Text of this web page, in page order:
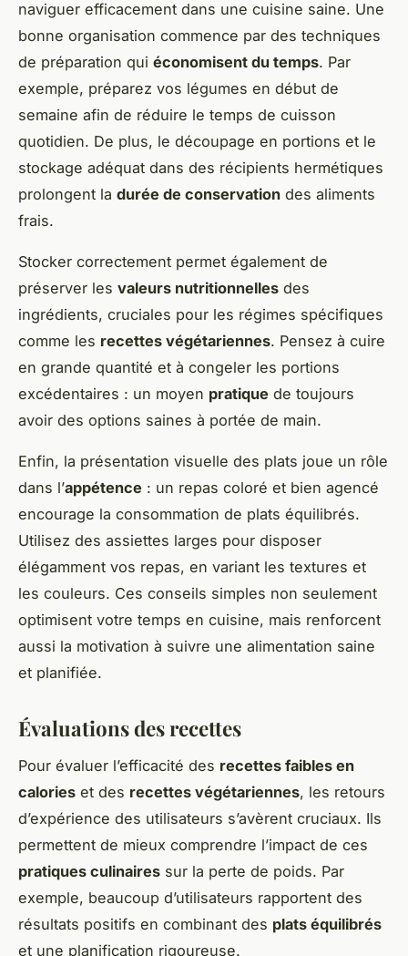
naviguer efficacement dans une cuisine saine. Une
bonne organisation commence par des techniques
de préparation qui économisent du temps. Par
exemple, préparez vos légumes en début de
semaine afin de réduire le temps de cuisson
quotidien. De plus, le découpage en portions et le
stockage adéquat dans des récipients hermétiques
prolongent la durée de conservation des aliments
frais.
Stocker correctement permet également de
préserver les valeurs nutritionnelles des
ingrédients, cruciales pour les régimes spécifiques
comme les recettes végétariennes. Pensez à cuire
en grande quantité et à congeler les portions
excédentaires : un moyen pratique de toujours
avoir des options saines à portée de main.
Enfin, la présentation visuelle des plats joue un rôle
dans l’appétence : un repas coloré et bien agencé
encourage la consommation de plats équilibrés.
Utilisez des assiettes larges pour disposer
élégamment vos repas, en variant les textures et
les couleurs. Ces conseils simples non seulement
optimisent votre temps en cuisine, mais renforcent
aussi la motivation à suivre une alimentation saine
et planifiée.
Évaluations des recettes
Pour évaluer l’efficacité des recettes faibles en
calories et des recettes végétariennes, les retours
d’expérience des utilisateurs s’avèrent cruciaux. Ils
permettent de mieux comprendre l’impact de ces
pratiques culinaires sur la perte de poids. Par
exemple, beaucoup d’utilisateurs rapportent des
résultats positifs en combinant des plats équilibrés
et une planification rigoureuse.